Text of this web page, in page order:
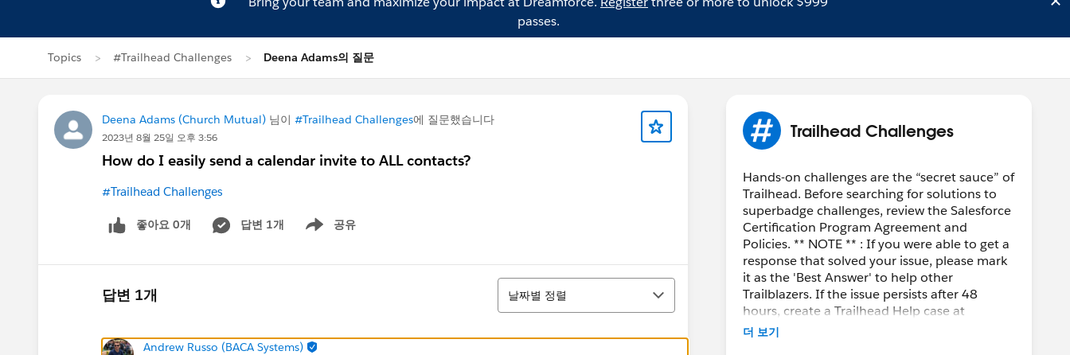
passes.
Topics #Trailhead Challenges Deena Adams의 질문
Deena Adams (Church Mutual) 님이 #Trailhead Challenges에 질문했습니다
2023년 8월 25일 오후 3:56
How do I easily send a calendar invite to ALL contacts?
#Trailhead Challenges
좋아요 0개 답변 1개 공유
Show menu
답변 1개
정렬
날짜별 정렬
Andrew Russo (BACA Systems)
Trailhead Challenges
Hands-on challenges are the “secret sauce” of
Trailhead. Before searching for solutions to
superbadge challenges, review the Salesforce
Certification Program Agreement and
Policies. ** NOTE ** : If you were able to get a
response that solved your issue, please mark
it as the 'Best Answer' to help other
Trailblazers. If the issue persists after 48
hours, create a Trailhead Help case at
https://help.salesforce.com/s/support
더 보기